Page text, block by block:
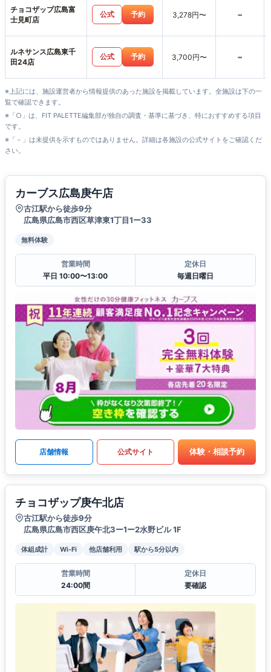
チョコザップ広島富
士見町店
公式 予約 3,278円〜 -
ルネサンス広島東千
田24店
公式 予約 3,700円〜 -
※上記には、施設運営者から情報提供のあった施設を掲載しています。全施設は下の一
覧で確認できます。
※「○」は、FIT PALETTE編集部が独自の調査・基準に基づき、特におすすめする項目
です。
※「－」は未提供を示すものではありません。詳細は各施設の公式サイトをご確認くだ
さい。
カーブス広島庚午店
古江駅から徒歩9分
広島県広島市西区草津東1丁目1ー33
無料体験
営業時間
平日 10:00〜13:00
定休日
毎週日曜日
店舗情報 公式サイト 体験・相談予約
チョコザップ庚午北店
古江駅から徒歩9分
広島県広島市西区庚午北3ー1ー2水野ビル 1F
体組成計 Wi-Fi 他店舗利用 駅から5分以内
営業時間
24:00間
定休日
要確認